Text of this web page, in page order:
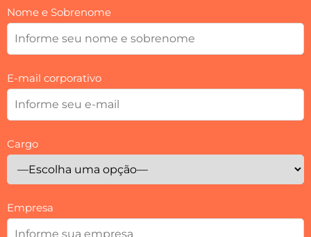
Nome e Sobrenome
E-mail corporativo
Cargo
Empresa